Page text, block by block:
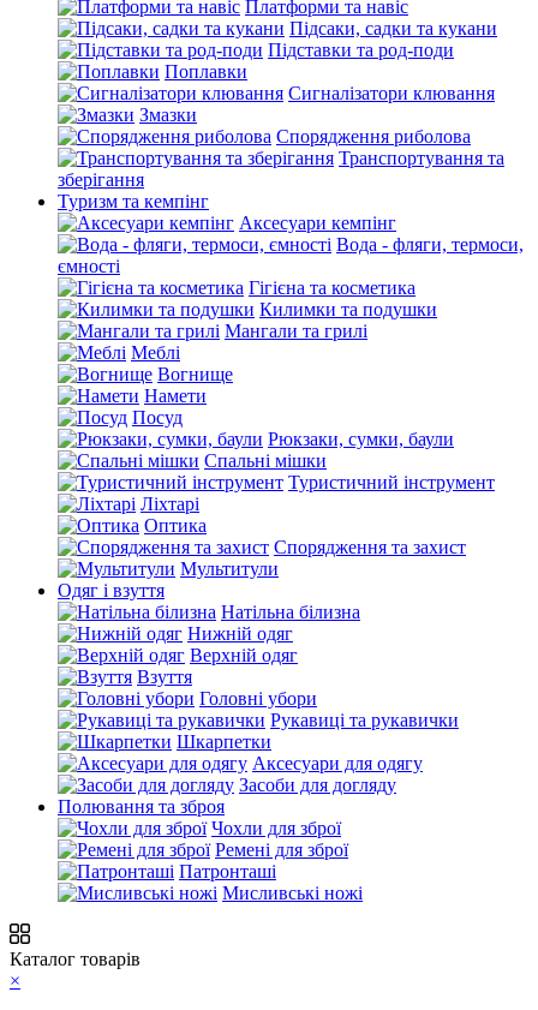
Платформи та навіс
Підсаки, садки та кукани
Підставки та род-поди
Поплавки
Сигналізатори клювання
Змазки
Спорядження риболова
Транспортування та
зберігання
Туризм та кемпінг
Аксесуари кемпінг
Вода - фляги, термоси,
ємності
Гігієна та косметика
Килимки та подушки
Мангали та грилі
Меблі
Вогнище
Намети
Посуд
Рюкзаки, сумки, баули
Спальні мішки
Туристичний інструмент
Ліхтарі
Оптика
Спорядження та захист
Мультитули
Одяг і взуття
Натільна білизна
Нижній одяг
Верхній одяг
Взуття
Головні убори
Рукавиці та рукавички
Шкарпетки
Аксесуари для одягу
Засоби для догляду
Полювання та зброя
Чохли для зброї
Ремені для зброї
Патронташі
Мисливські ножі
Каталог товарів
×